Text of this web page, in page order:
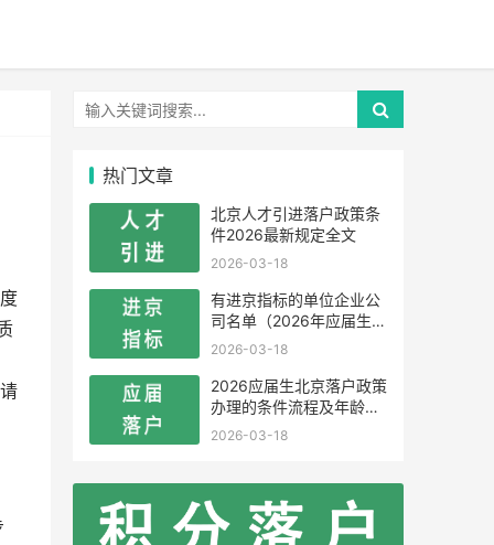
热门文章
北京人才引进落户政策条
件2026最新规定全文
2026-03-18
有进京指标的单位企业公
司名单（2026年应届生留
学生）
2026-03-18
2026应届生北京落户政策
办理的条件流程及年龄限
制
2026-03-18